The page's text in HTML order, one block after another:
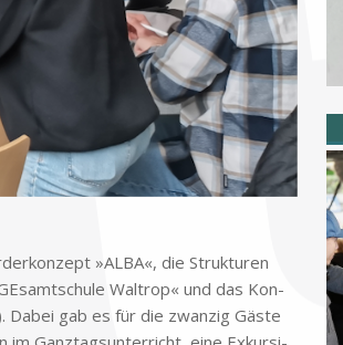
»ALBA«, die Struk­tu­ren
Wal­trop« und das Kon­
gab es für die zwan­zig Gä­ste